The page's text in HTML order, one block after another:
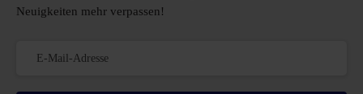
Neuigkeiten mehr verpassen!